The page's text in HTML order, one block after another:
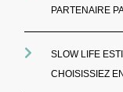
PARTENAIRE
SLOW LIFE
CHOISISSIEZ